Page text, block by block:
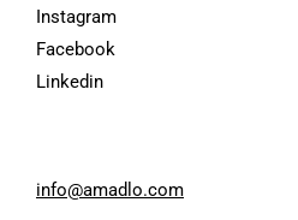
Instagram
Facebook
Linkedin
info@amadlo.com